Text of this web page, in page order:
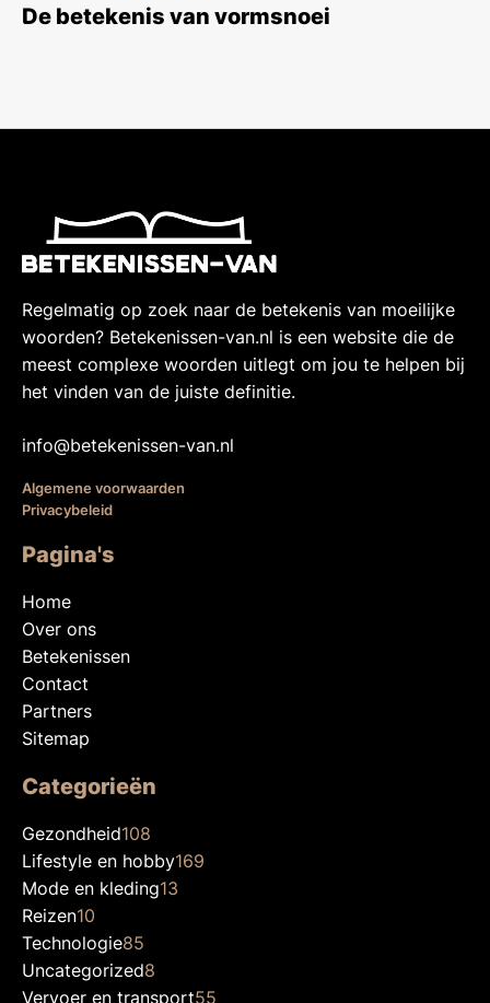
De betekenis van vormsnoei
Regelmatig op zoek naar de betekenis van moeilijke
woorden? Betekenissen-van.nl is een website die de
meest complexe woorden uitlegt om jou te helpen bij
het vinden van de juiste definitie.
info@betekenissen-van.nl
Algemene voorwaarden
Privacybeleid
Pagina's
Home
Over ons
Betekenissen
Contact
Partners
Sitemap
Categorieën
Gezondheid108
Lifestyle en hobby169
Mode en kleding13
Reizen10
Technologie85
Uncategorized8
Vervoer en transport55